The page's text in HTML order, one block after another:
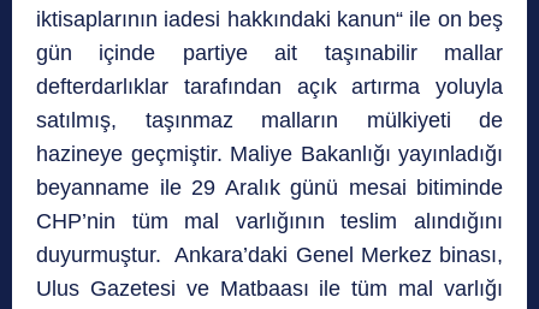
iktisaplarının iadesi hakkındaki kanun“ ile on beş
gün içinde partiye ait taşınabilir mallar
defterdarlıklar tarafından açık artırma yoluyla
satılmış, taşınmaz malların mülkiyeti de
hazineye geçmiştir. Maliye Bakanlığı yayınladığı
beyanname ile 29 Aralık günü mesai bitiminde
CHP’nin tüm mal varlığının teslim alındığını
duyurmuştur. Ankara’daki Genel Merkez binası,
Ulus Gazetesi ve Matbaası ile tüm mal varlığı